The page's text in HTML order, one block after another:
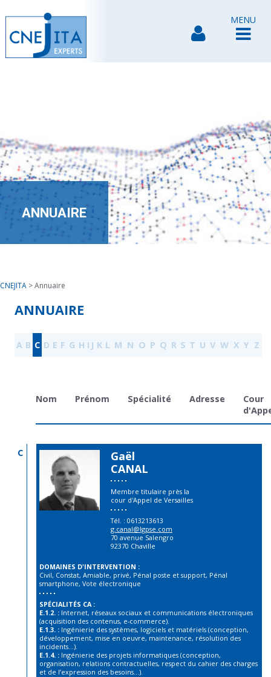
MENU
ANNUAIRE
CNEJITA >Annuaire
ANNUAIRE
A B C D E F G H I J K L M N O P Q R S T U V W X Y Z
Nom Prénom Spécialité Adresse
Cour
C
Gaël
CANAL
Membre titulaire près la
cour d'Appel de Versailles
Tél. : 0613213613
moc.espgl@lanac.g
70 avenue Salengro
92370 Chaville
DOMAINES D'INTERVENTION :
Civil, Constat, Amiable, privé, Pénal poste et support, Pénal
smartphone, Vote électronique
SPÉCIALITÉS CA :
E.1.2. : Internet, réseaux sociaux et communications électroniques
(acquisition des contenus, e-commerce).
E.1.3. : Ingénierie des systèmes, logiciels et matériels (conception,
développement, mise en oeuvre, maintenance, résolution des
incidents…).
E.1.4. : Ingénierie des projets informatiques (conception,
organisation, relations contractuelles, respect du cahier des charges
et de l’expression des besoins…).